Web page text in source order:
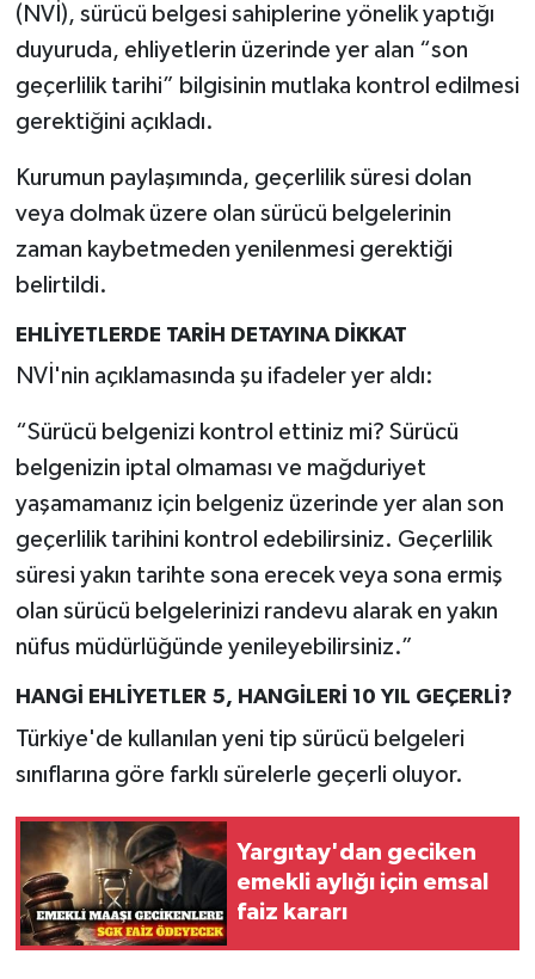
(NVİ), sürücü belgesi sahiplerine yönelik yaptığı
duyuruda, ehliyetlerin üzerinde yer alan “son
geçerlilik tarihi” bilgisinin mutlaka kontrol edilmesi
gerektiğini açıkladı.
Kurumun paylaşımında, geçerlilik süresi dolan
veya dolmak üzere olan sürücü belgelerinin
zaman kaybetmeden yenilenmesi gerektiği
belirtildi.
EHLİYETLERDE TARİH DETAYINA DİKKAT
NVİ'nin açıklamasında şu ifadeler yer aldı:
“Sürücü belgenizi kontrol ettiniz mi? Sürücü
belgenizin iptal olmaması ve mağduriyet
yaşamamanız için belgeniz üzerinde yer alan son
geçerlilik tarihini kontrol edebilirsiniz. Geçerlilik
süresi yakın tarihte sona erecek veya sona ermiş
olan sürücü belgelerinizi randevu alarak en yakın
nüfus müdürlüğünde yenileyebilirsiniz.”
HANGİ EHLİYETLER 5, HANGİLERİ 10 YIL GEÇERLİ?
Türkiye'de kullanılan yeni tip sürücü belgeleri
sınıflarına göre farklı sürelerle geçerli oluyor.
Yargıtay'dan geciken
emekli aylığı için emsal
faiz kararı